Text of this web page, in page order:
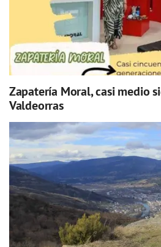
Zapatería Moral, casi medio
Valdeorras